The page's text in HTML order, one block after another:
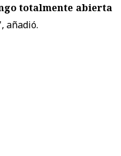
totalmente abierta
añadió.